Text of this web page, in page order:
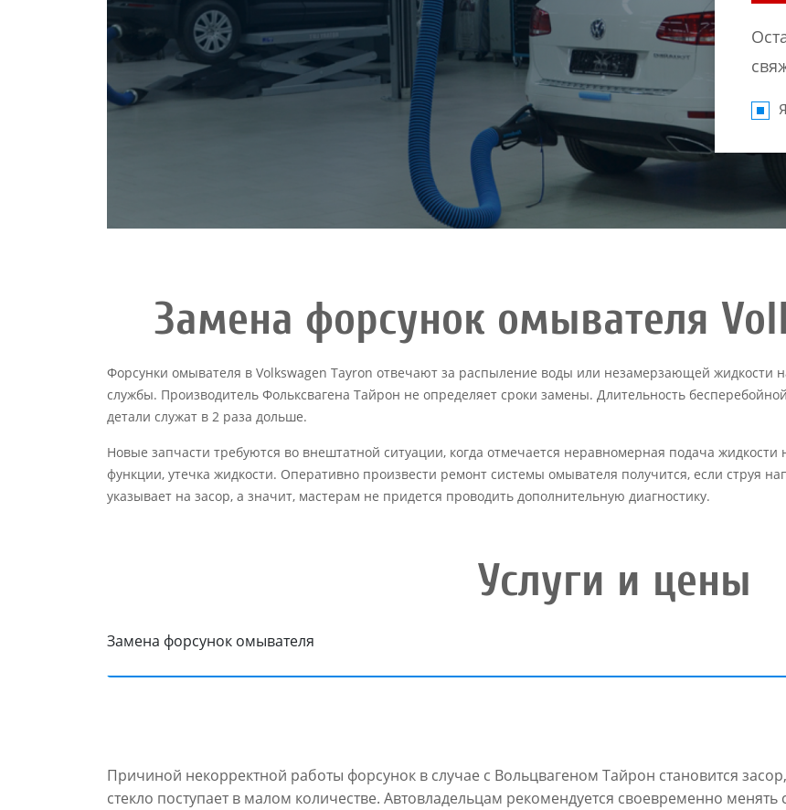
Замена форсунок омывателя
Форсунки омывателя в Volkswagen Tayron отвечают за распыление воды или незамерзающей жидкости
службы. Производитель Фольксвагена Тайрон не определяет сроки замены. Длительность
детали служат в 2 раза дольше.
Новые запчасти требуются во внештатной ситуации, когда отмечается неравномерная подача
функции, утечка жидкости. Оперативно произвести ремонт системы омывателя получится, если струя
указывает на засор, а значит, мастерам не придется проводить дополнительную диагностику.
Услуги и цены
Замена форсунок омывателя
Причиной некорректной работы форсунок в случае с Вольцвагеном Тайрон становится
стекло поступает в малом количестве. Автовладельцам рекомендуется своевременно менять